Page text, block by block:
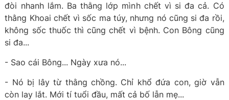
đòi nhanh lắm. Ba thằng lớp mình chết vì si đa cả. Có
thằng Khoai chết vì sốc ma túy, nhưng nó cũng si đa rồi,
không sốc thuốc thì cũng chết vì bệnh. Con Bông cũng
si đa...
- Sao cái Bông... Ngày xưa nó...
- Nó bị lây từ thằng chồng. Chỉ khổ đứa con, giờ vẫn
còn lay lắt. Mới tí tuổi đầu, mất cả bố lẫn mẹ...